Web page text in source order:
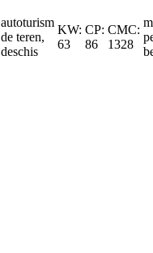
autoturism
de teren,
deschis
KW:
63
CP:
86
CMC:
1328